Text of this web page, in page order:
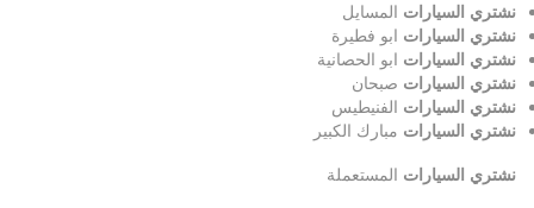
نشتري السيارات المسايل
نشتري السيارات ابو فطيرة
نشتري السيارات ابو الحصانية
نشتري السيارات صبحان
نشتري السيارات الفنيطيس
نشتري السيارات مبارك الكبير
نشتري السيارات المستعملة